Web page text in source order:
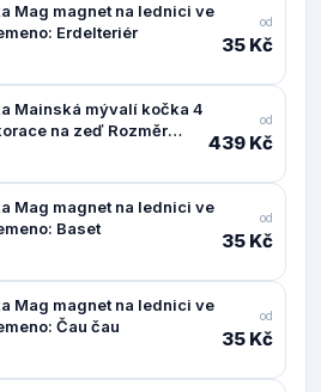
Mag magnet na lednici ve
Erdelteriér
od
35 Kč
Mainská mývalí kočka 4
na zeď Rozměr
od
439 Kč
Mag magnet na lednici ve
Baset
od
35 Kč
Mag magnet na lednici ve
Čau čau
od
35 Kč